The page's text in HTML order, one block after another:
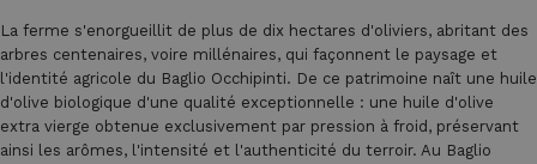
La ferme s'enorgueillit de plus de dix hectares d'oliviers, abritant des
arbres centenaires, voire millénaires, qui façonnent le paysage et
l'identité agricole du Baglio Occhipinti. De ce patrimoine naît une huile
d'olive biologique d'une qualité exceptionnelle : une huile d'olive
extra vierge obtenue exclusivement par pression à froid, préservant
ainsi les arômes, l'intensité et l'authenticité du terroir. Au Baglio